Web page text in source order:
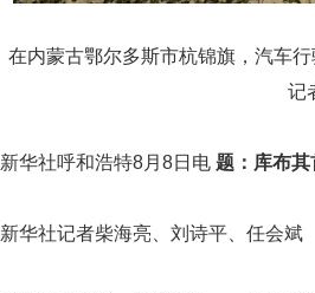
在内蒙古鄂尔多斯市杭锦旗，汽车
记
新华社呼和浩特8月8日电 题：库布
新华社记者柴海亮、刘诗平、任会斌